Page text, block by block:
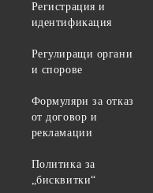
Регистрация и
идентификация
Регулиращи органи
и спорове
Формуляри за отказ
от договор и
рекламации
Политика за
„бисквитки“